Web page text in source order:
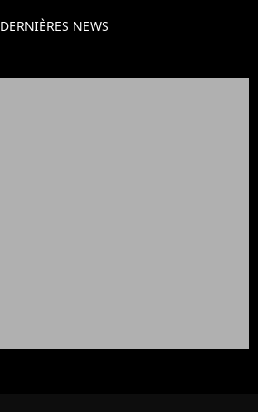
DERNIÈRES NEWS